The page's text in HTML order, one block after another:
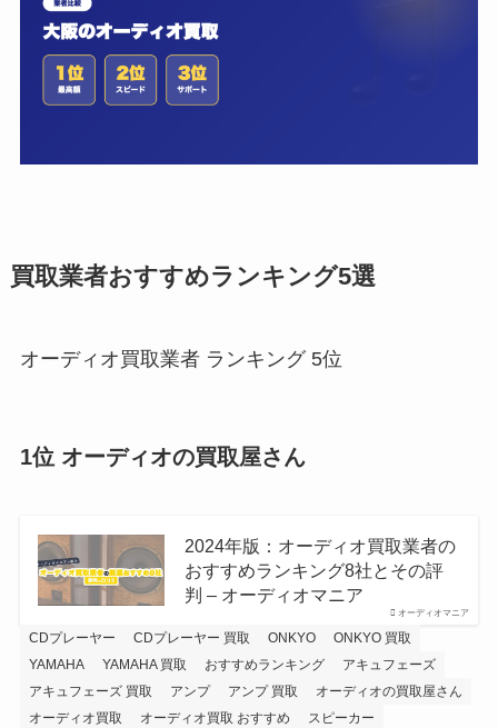
買取業者おすすめランキング5選
オーディオ買取業者 ランキング 5位
1位 オーディオの買取屋さん
オーディオマニア
2024年版：オーディオ買取業者の
おすすめランキング8社とその評
判 – オーディオマニア
CDプレーヤー CDプレーヤー 買取 ONKYO
ONKYO 買取
YAMAHA
YAMAHA 買取 おすすめランキング
アキュフェーズ
アキュフェーズ 買取
アンプ アンプ 買取
オーディオの買取屋さん
オーディオ買取
オーディオ買取 おすすめ
スピーカー